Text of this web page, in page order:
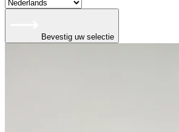
Bevestig uw selectie